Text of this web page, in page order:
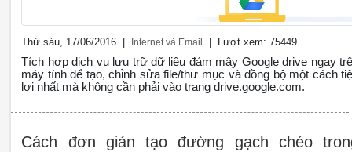
Thứ sáu, 17/06/2016 | Internet và Email | Lượt xem: 75449
Tích hợp dịch vụ lưu trữ dữ liệu đám mây Google drive ngay
máy tính để tạo, chỉnh sửa file/thư mục và đồng bộ một cách
lợi nhất mà không cần phải vào trang drive.google.com.
Cách đơn giản tạo đường gạch chéo